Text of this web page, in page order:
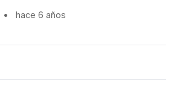
• hace 6 años